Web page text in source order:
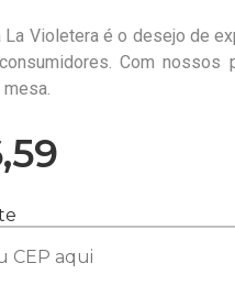
La Violetera é o desejo de
Com nossos